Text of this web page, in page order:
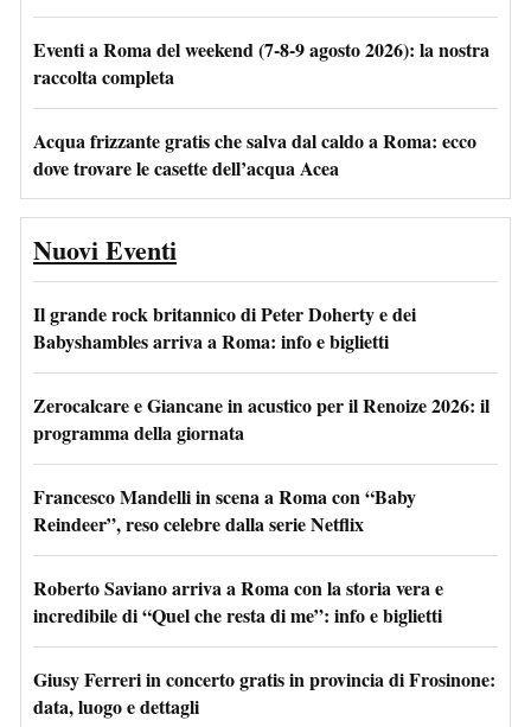
Eventi a Roma del weekend (7-8-9 agosto 2026): la nostra
raccolta completa
Acqua frizzante gratis che salva dal caldo a Roma: ecco
dove trovare le casette dell’acqua Acea
Nuovi Eventi
Il grande rock britannico di Peter Doherty e dei
Babyshambles arriva a Roma: info e biglietti
Zerocalcare e Giancane in acustico per il Renoize 2026: il
programma della giornata
Francesco Mandelli in scena a Roma con “Baby
Reindeer”, reso celebre dalla serie Netflix
Roberto Saviano arriva a Roma con la storia vera e
incredibile di “Quel che resta di me”: info e biglietti
Giusy Ferreri in concerto gratis in provincia di Frosinone:
data, luogo e dettagli